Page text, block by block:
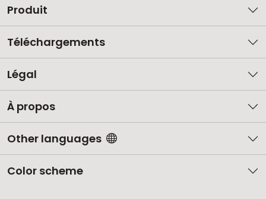
Produit
Téléchargements
Légal
À propos
Other languages
Color scheme